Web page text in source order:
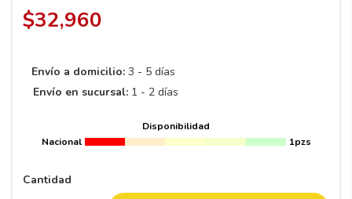
$32,960
Envío a domicilio: 3 - 5 días
Envío en sucursal: 1 - 2 días
Disponibilidad
Nacional
1pzs
Cantidad